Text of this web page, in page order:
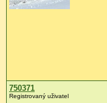
750371
Registrovaný uživatel